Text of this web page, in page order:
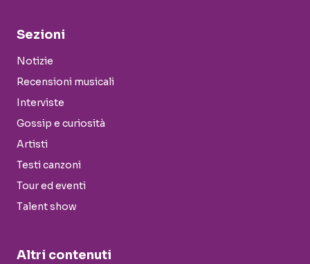
Sezioni
Notizie
Recensioni musicali
Interviste
Gossip e curiosità
Artisti
Testi canzoni
Tour ed eventi
Talent show
Altri contenuti